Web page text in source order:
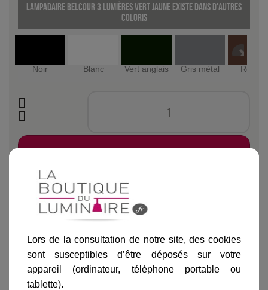
Lampadaire Belcour 3 lumières Vert jaune existe dans d'autres
coloris
Noir Blanc Vert anglais Gris métal Rouille
Informations produit
marque
Lors de la consultation de notre site, des cookies
sont susceptibles d’être déposés sur votre
appareil (ordinateur, téléphone portable ou
tablette).